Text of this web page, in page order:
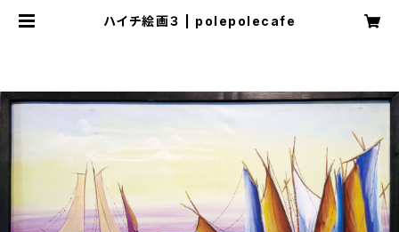
ハイチ絵画３ | polepolecafe